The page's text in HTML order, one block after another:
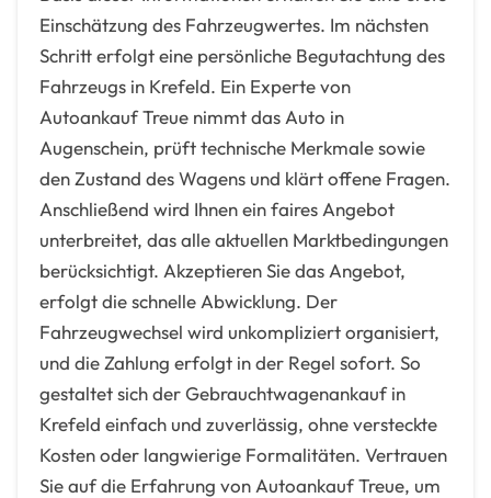
Einschätzung des Fahrzeugwertes. Im nächsten
Schritt erfolgt eine persönliche Begutachtung des
Fahrzeugs in Krefeld. Ein Experte von
Autoankauf Treue nimmt das Auto in
Augenschein, prüft technische Merkmale sowie
den Zustand des Wagens und klärt offene Fragen.
Anschließend wird Ihnen ein faires Angebot
unterbreitet, das alle aktuellen Marktbedingungen
berücksichtigt. Akzeptieren Sie das Angebot,
erfolgt die schnelle Abwicklung. Der
Fahrzeugwechsel wird unkompliziert organisiert,
und die Zahlung erfolgt in der Regel sofort. So
gestaltet sich der Gebrauchtwagenankauf in
Krefeld einfach und zuverlässig, ohne versteckte
Kosten oder langwierige Formalitäten. Vertrauen
Sie auf die Erfahrung von Autoankauf Treue, um